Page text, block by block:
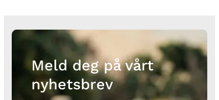
Meld deg på vårt
nyhetsbrev